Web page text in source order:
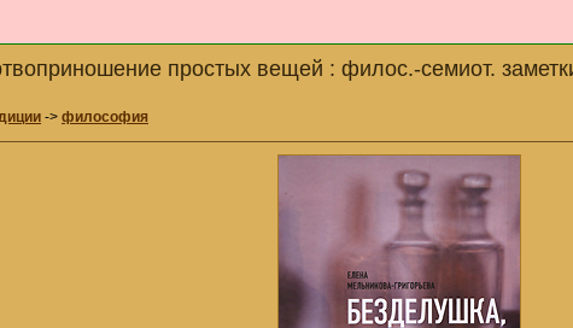
простых вещей : филос.-семиот.
-> философия